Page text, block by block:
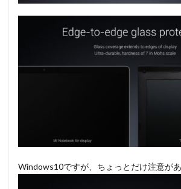
Windows10ですが、ちょっとだけ注意が